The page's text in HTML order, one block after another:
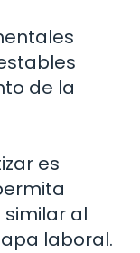
de la
es
al
laboral.